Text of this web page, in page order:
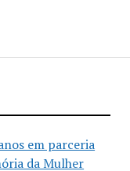
em parceria
da Mulher